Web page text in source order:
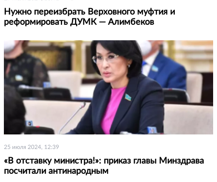
Нужно переизбрать Верховного муфтия и
реформировать ДУМК — Алимбеков
25 июля 2024, 12:39
«В отставку министра!»: приказ главы Минздрава
посчитали антинародным